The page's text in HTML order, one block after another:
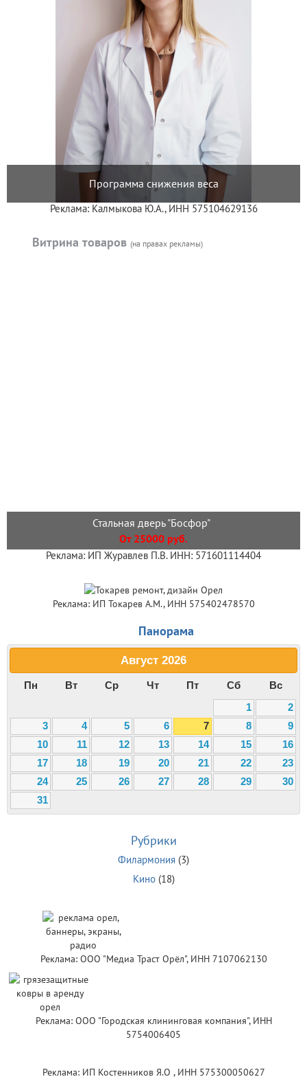
Программа снижения веса
Реклама: Калмыкова Ю.А., ИНН 575104629136
Витрина товаров (на правах рекламы)
Стальная дверь "Босфор"
От 25000 руб.
Реклама: ИП Журавлев П.В. ИНН: 571601114404
Реклама: ИП Токарев А.М., ИНН 575402478570
Панорама
Август 2026
Пн Вт Ср Чт Пт Сб
Вс
1
2
3
4 5 6 7 8
9
10
11 12 13 14 15
16
17
18 19 20 21 22
23
24
25 26 27 28 29
30
31
Рубрики
Филармония (3)
Кино(18)
Реклама: ООО "Медиа Траст Орёл", ИНН 7107062130
Реклама: ООО "Городская клининговая компания", ИНН
5754006405
Реклама: ИП Костенников Я.О , ИНН 575300050627